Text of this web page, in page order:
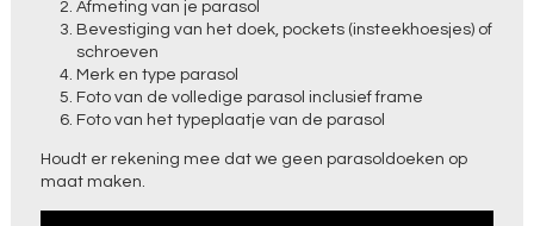
Afmeting van je parasol
Bevestiging van het doek, pockets (insteekhoesjes) of
schroeven
Merk en type parasol
Foto van de volledige parasol inclusief frame
Foto van het typeplaatje van de parasol
Houdt er rekening mee dat we geen parasoldoeken op
maat maken.